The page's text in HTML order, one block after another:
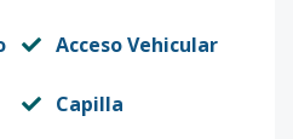
Acceso Vehicular
Capilla